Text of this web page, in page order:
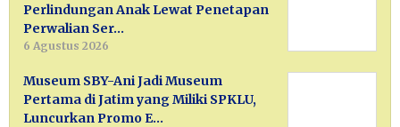
Perlindungan Anak Lewat Penetapan
Perwalian Ser…
6 Agustus 2026
Museum SBY-Ani Jadi Museum
Pertama di Jatim yang Miliki SPKLU,
Luncurkan Promo E…